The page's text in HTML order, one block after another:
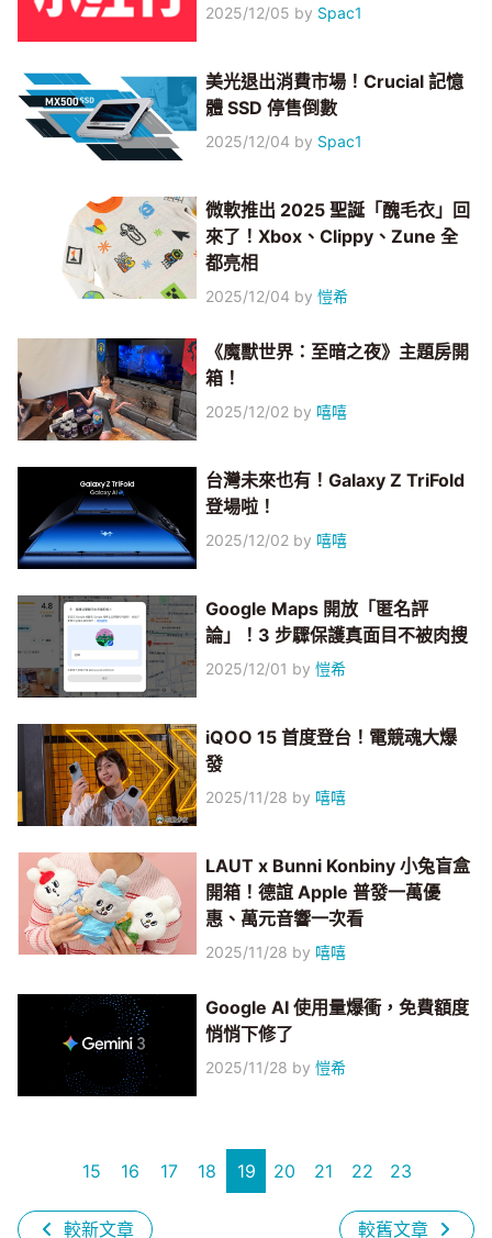
2025/12/05 by Spac1
美光退出消費市場！Crucial 記憶
體 SSD 停售倒數
2025/12/04 by Spac1
微軟推出 2025 聖誕「醜毛衣」回
來了！Xbox、Clippy、Zune 全
都亮相
2025/12/04 by愷希
《魔獸世界：至暗之夜》主題房開
箱！
2025/12/02 by 嘻嘻
台灣未來也有！Galaxy Z TriFold
登場啦！
2025/12/02 by 嘻嘻
Google Maps 開放「匿名評
論」！3 步驟保護真面目不被肉搜
2025/12/01 by愷希
iQOO 15 首度登台！電競魂大爆
發
2025/11/28 by 嘻嘻
LAUT x Bunni Konbiny 小兔盲盒
開箱！德誼 Apple 普發一萬優
惠、萬元音響一次看
2025/11/28 by 嘻嘻
Google AI 使用量爆衝，免費額度
悄悄下修了
2025/11/28 by愷希
較新文章
15 16 17 18 19 20 21 22 23
較舊文章